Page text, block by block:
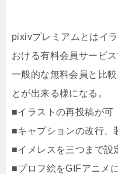
pixivプレミアムとはイ
おける有料会員サービス
一般的な無料会員と比
とが出来る様になる。
■イラストの再投稿が可
■キャプションの改行、
■イメレスを三つまで設
■プロフ絵をGIFアニメ